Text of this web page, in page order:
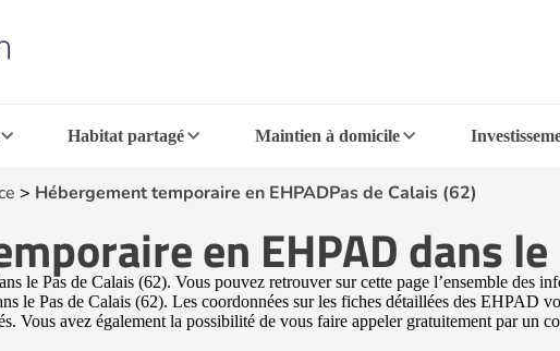
Habitat partagé Maintien à domicile
> Hébergement temporaire en EHPADPas de Calais (62)
en EHPAD dans
le Pas de Calais (62). Vous pouvez retrouver sur cette page l’ensemble des
le Pas de Calais (62). Les coordonnées sur les fiches détaillées des EHPAD
Vous avez également la possibilité de vous faire appeler gratuitement par un